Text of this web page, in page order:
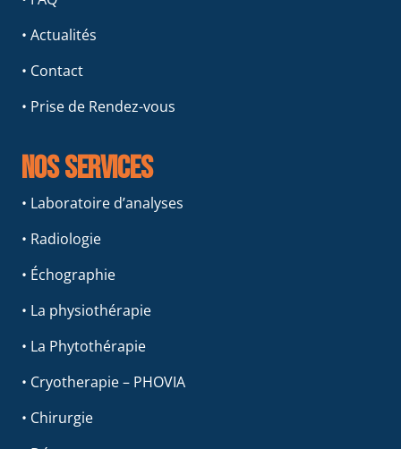
• Actualités
• Contact
• Prise de Rendez-vous
Nos services
• Laboratoire d’analyses
• Radiologie
• Échographie
• La physiothérapie
• La Phytothérapie
• Cryotherapie – PHOVIA
• Chirurgie